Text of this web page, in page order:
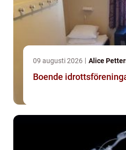
09 augusti 2026 Alice
Boende